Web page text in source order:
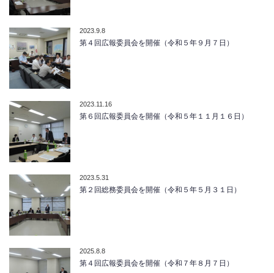
2023.9.8
第４回広報委員会を開催（令和５年９月７日）
2023.11.16
第６回広報委員会を開催（令和５年１１月１６日）
2023.5.31
第２回総務委員会を開催（令和５年５月３１日）
2025.8.8
第４回広報委員会を開催（令和７年８月７日）